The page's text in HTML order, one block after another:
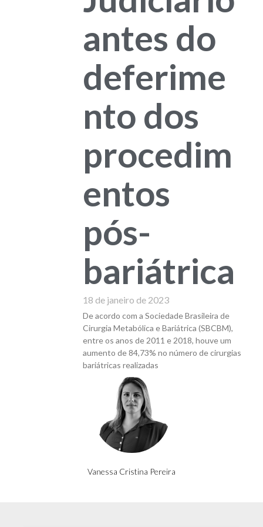
Vanessa Cristina Pereira
antes do
deferime
nto dos
procedim
entos
pós-
bariátrica
18 de janeiro de 2023
De acordo com a Sociedade Brasileira de
Cirurgia Metabólica e Bariátrica (SBCBM),
entre os anos de 2011 e 2018, houve um
aumento de 84,73% no número de cirurgias
bariátricas realizadas